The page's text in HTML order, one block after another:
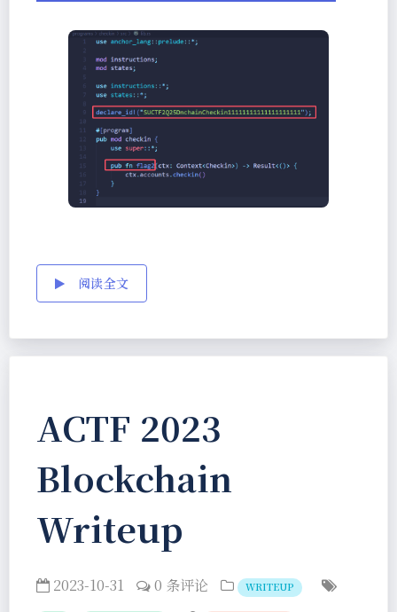
阅读全文
ACTF 2023
Blockchain
Writeup
2023-10-31 0 条评论 WRITEUP